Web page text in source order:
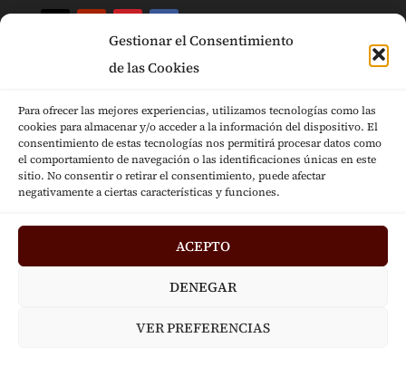
Gestionar el Consentimiento
de las Cookies
Para ofrecer las mejores experiencias, utilizamos tecnologías como las
cookies para almacenar y/o acceder a la información del dispositivo. El
consentimiento de estas tecnologías nos permitirá procesar datos como
el comportamiento de navegación o las identificaciones únicas en este
sitio. No consentir o retirar el consentimiento, puede afectar
negativamente a ciertas características y funciones.
ACEPTO
DENEGAR
VER PREFERENCIAS
Páginas Legales
Diseñado porJesús Fernández © 2024|
Desarrollado porMensaje